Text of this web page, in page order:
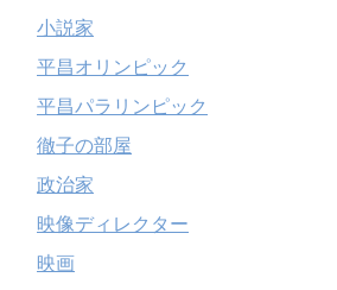
小説家
平昌オリンピック
平昌パラリンピック
徹子の部屋
政治家
映像ディレクター
映画